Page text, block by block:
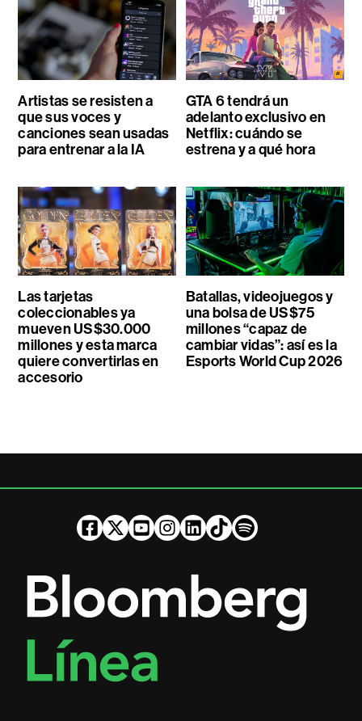
Artistas se resisten a
que sus voces y
canciones sean usadas
para entrenar a la IA
GTA 6 tendrá un
adelanto exclusivo en
Netflix: cuándo se
estrena y a qué hora
Las tarjetas
coleccionables ya
mueven US$30.000
millones y esta marca
quiere convertirlas en
accesorio
Batallas, videojuegos y
una bolsa de US$75
millones “capaz de
cambiar vidas”: así es la
Esports World Cup 2026